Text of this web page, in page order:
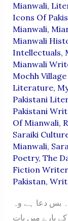
Mianwali,
Icons Of
Mianwali,
Mianwali
Intellectuals,
Mianwali
Mochh
Literature,
Pakistani
Pakistani
Of Mianwali,
Saraiki
Mianwali,
Poetry, The
Fiction
Pakistan,
بس دعا ہے وہ
بارے میں بات